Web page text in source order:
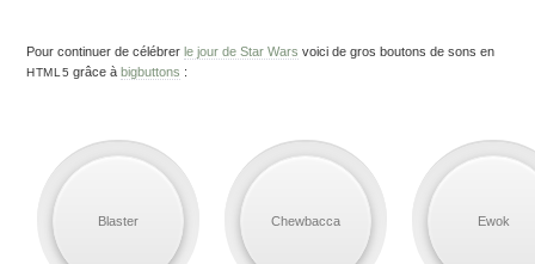
Pour continuer de célébrer le jour de Star Wars voici de gros boutons de sons en
HTML5 grâce àbigbuttons :
Blaster Chewbacca Ewok